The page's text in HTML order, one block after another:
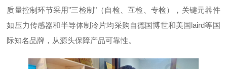
质量控制环节采用"三检制"（自检、互检、专检），关键元器件
如压力传感器和半导体制冷片均采购自德国博世和美国laird等国
际知名品牌，从源头保障产品可靠性。